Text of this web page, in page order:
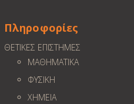
Πληροφορίες
ΘΕΤΙΚΕΣ ΕΠΙΣΤΗΜΕΣ
ΜΑΘΗΜΑΤΙΚΑ
ΦΥΣΙΚΗ
ΧΗΜΕΙΑ